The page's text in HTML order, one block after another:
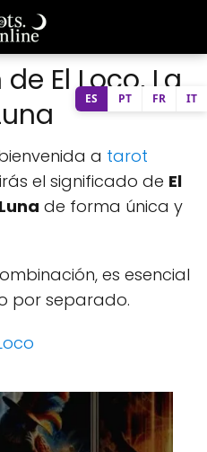
El Loco, La
a tarot
el significado de El
de forma única y
es esencial
por separado.
ES PT FR IT